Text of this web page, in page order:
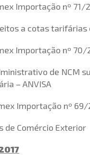
Importação nº 71/
a cotas tarifárias
Importação nº 70/
de NCM
– ANVISA
Importação nº 69/
de Comércio Exterior